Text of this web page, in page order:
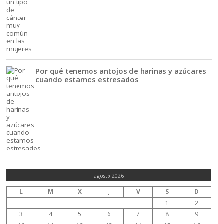
Por qué tenemos antojos de harinas y azúcares
cuando estamos estresados
agosto 2026
L M X J V S
D
1
2
3
4 5 6 7 8
9